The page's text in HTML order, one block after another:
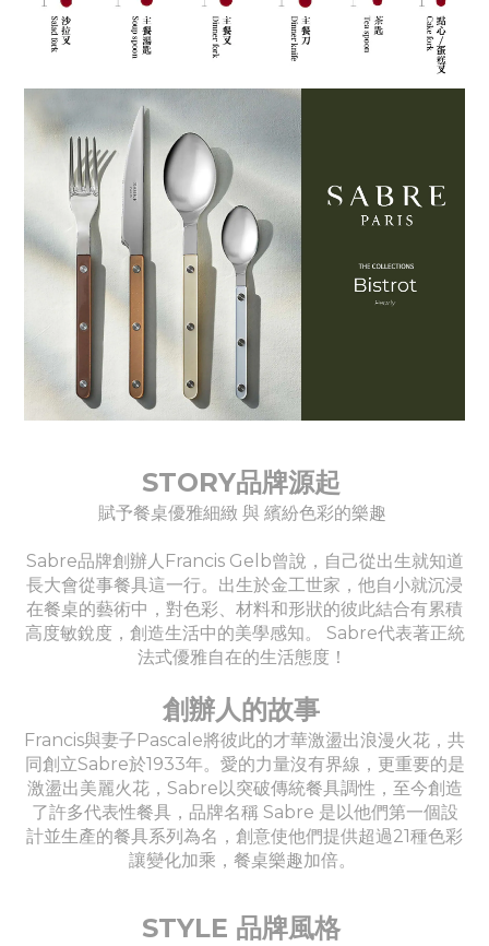
STORY品牌源起
賦予餐桌優雅細緻 與 繽紛色彩的樂趣
Sabre品牌創辦人Francis Gelb曾說，自己從出生就知道
長大會從事餐具這一行。出生於金工世家，他自小就沉浸
在餐桌的藝術中，對色彩、材料和形狀的彼此結合有累積
高度敏銳度，創造生活中的美學感知。 Sabre代表著正統
法式優雅自在的生活態度！
創辦人的故事
Francis與妻子Pascale將彼此的才華激盪出浪漫火花，共
同創立Sabre於1933年。愛的力量沒有界線，更重要的是
激盪出美麗火花，Sabre以突破傳統餐具調性，至今創造
了許多代表性餐具，品牌名稱 Sabre 是以他們第一個設
計並生產的餐具系列為名，創意使他們提供超過21種色彩
讓變化加乘，餐桌樂趣加倍。
STYLE 品牌風格